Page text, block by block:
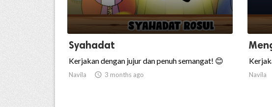
Syahadat
Kerjakan dengan jujur dan penuh semangat! 😊
Navila  3 months ago Navila